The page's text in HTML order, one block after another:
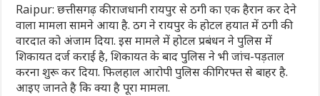
Raipur: छत्तीसगढ़ की राजधानी रायपुर से ठगी का एक हैरान कर देने
वाला मामला सामने आया है. ठग ने रायपुर के होटल हयात में ठगी की
वारदात को अंजाम दिया. इस मामले में होटल प्रबंधन ने पुलिस में
शिकायत दर्ज कराई है, शिकायत के बाद पुलिस ने भी जांच-पड़ताल
करना शुरू कर दिया. फिलहाल आरोपी पुलिस की गिरफ्त से बाहर है.
आइए जानते है कि क्या है पूरा मामला.